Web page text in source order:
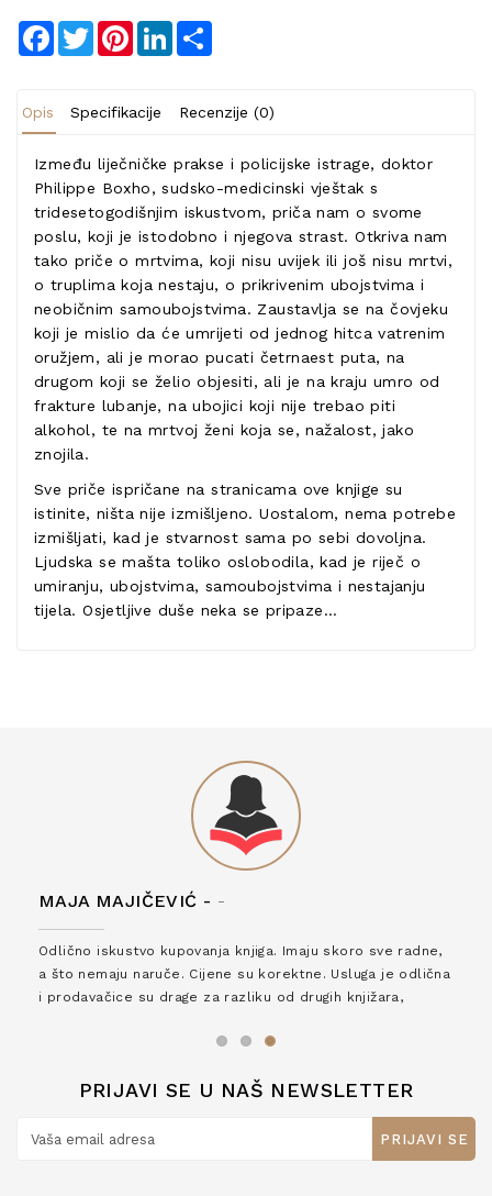
Facebook
TwitterPinterestLinkedIn
Opis Specifikacije Recenzije (0)
Između liječničke prakse i policijske istrage, doktor
Philippe Boxho, sudsko-medicinski vještak s
tridesetogodišnjim iskustvom, priča nam o svome
poslu, koji je istodobno i njegova strast. Otkriva nam
tako priče o mrtvima, koji nisu uvijek ili još nisu mrtvi,
o truplima koja nestaju, o prikrivenim ubojstvima i
neobičnim samoubojstvima. Zaustavlja se na čovjeku
koji je mislio da će umrijeti od jednog hitca vatrenim
oružjem, ali je morao pucati četrnaest puta, na
drugom koji se želio objesiti, ali je na kraju umro od
frakture lubanje, na ubojici koji nije trebao piti
alkohol, te na mrtvoj ženi koja se, nažalost, jako
znojila.
Sve priče ispričane na stranicama ove knjige su
istinite, ništa nije izmišljeno. Uostalom, nema potrebe
izmišljati, kad je stvarnost sama po sebi dovoljna.
Ljudska se mašta toliko oslobodila, kad je riječ o
umiranju, ubojstvima, samoubojstvima i nestajanju
tijela. Osjetljive duše neka se pripaze…
MAJA MAJIČEVIĆ - -
Odlično iskustvo kupovanja knjiga. Imaju skoro sve radne,
a što nemaju naruče. Cijene su korektne. Usluga je odlična
i prodavačice su drage za razliku od drugih knjižara,
PRIJAVI SE U NAŠ NEWSLETTER
PRIJAVI SE